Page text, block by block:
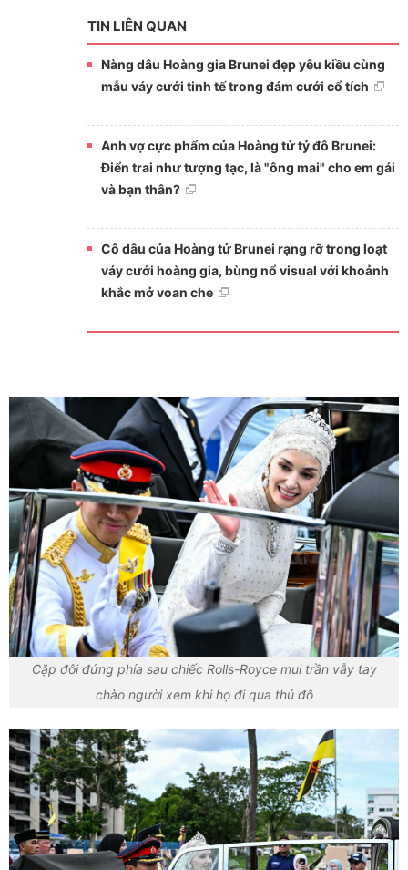
TIN LIÊN QUAN
Nàng dâu Hoàng gia Brunei đẹp yêu kiều cùng
mẫu váy cưới tinh tế trong đám cưới cổ tích
Anh vợ cực phẩm của Hoàng tử tỷ đô Brunei:
Điển trai như tượng tạc, là "ông mai" cho em gái
và bạn thân?
Cô dâu của Hoàng tử Brunei rạng rỡ trong loạt
váy cưới hoàng gia, bùng nổ visual với khoảnh
khắc mở voan che
Cặp đôi đứng phía sau chiếc Rolls-Royce mui trần vẫy tay
chào người xem khi họ đi qua thủ đô